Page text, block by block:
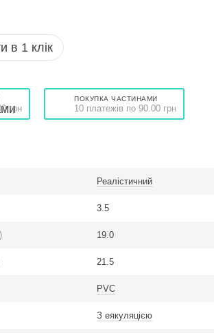
в 1 клік
грн
ПОКУПКА ЧАСТИНАМИ
10 платежів по 90.00 грн
Реалістичний
3.5
19.0
21.5
PVC
З еякуляцією